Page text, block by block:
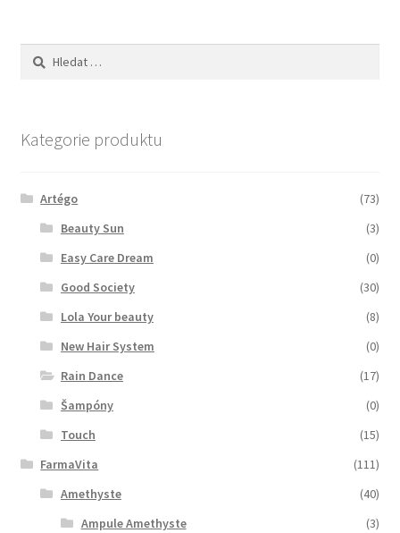
Vyhledávání
Kategorie produktu
Artégo
(73)
Beauty Sun
(3)
Easy Care Dream
(0)
Good Society
(30)
Lola Your beauty
(8)
New Hair System
(0)
Rain Dance
(17)
Šampóny
(0)
Touch
(15)
FarmaVita
(111)
Amethyste
(40)
Ampule Amethyste
(3)